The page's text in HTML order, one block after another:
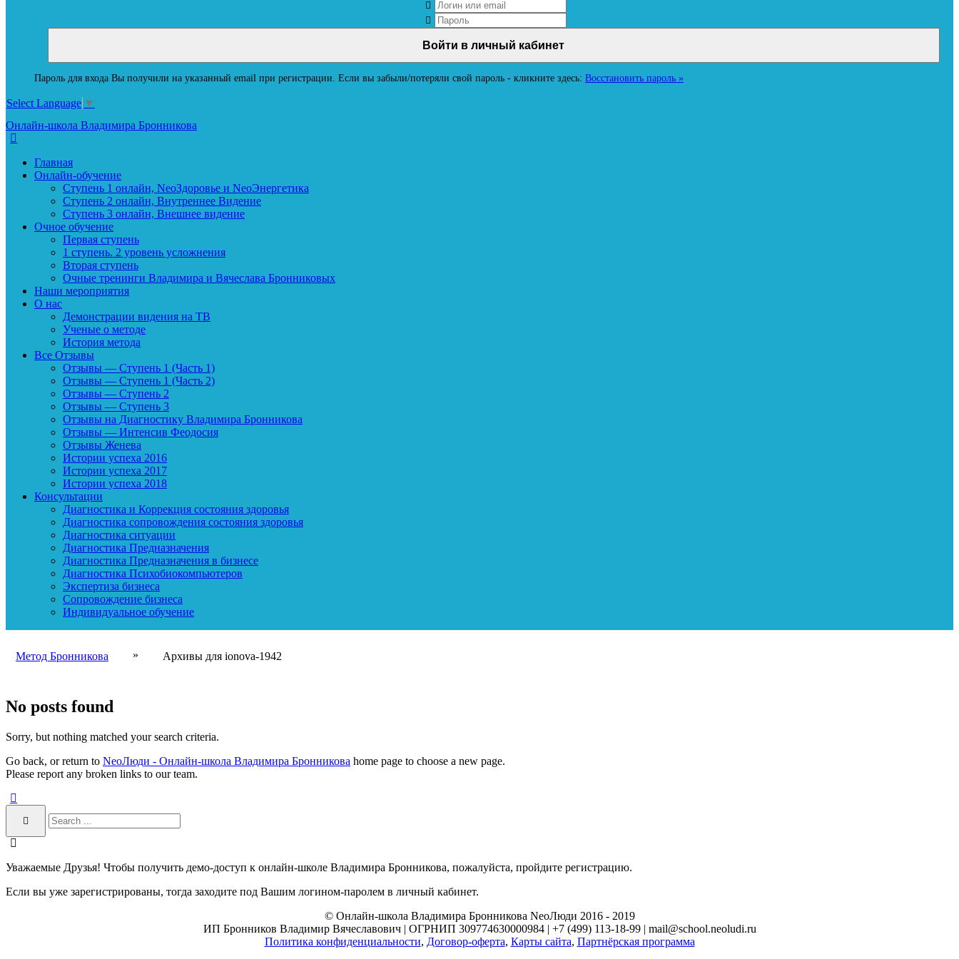
Пароль для входа Вы получили на указанный email при регистрации. Если вы забыли/потеряли свой пароль - кликните здесь: Восстановить пароль »
Select Language ▼
Онлайн-школа Владимира Бронникова
Главная
Онлайн-обучение
Ступень 1 онлайн, NeoЗдоровье и NeoЭнергетика
Ступень 2 онлайн, Внутреннее Видение
Ступень 3 онлайн, Внешнее видение
Очное обучение
Первая ступень
1 ступень. 2 уровень усложнения
Вторая ступень
Очные тренинги Владимира и Вячеслава Бронниковых
Наши мероприятия
О нас
Демонстрации видения на ТВ
Ученые о методе
История метода
Все Отзывы
Отзывы — Ступень 1 (Часть 1)
Отзывы — Ступень 1 (Часть 2)
Отзывы — Ступень 2
Отзывы — Ступень 3
Отзывы на Диагностику Владимира Бронникова
Отзывы — Интенсив Феодосия
Отзывы Женева
Истории успеха 2016
Истории успеха 2017
Истории успеха 2018
Консультации
Диагностика и Коррекция состояния здоровья
Диагностика сопровождения состояния здоровья
Диагностика ситуации
Диагностика Предназначения
Диагностика Предназначения в бизнесе
Диагностика Психобиокомпьютеров
Экспертиза бизнеса
Сопровождение бизнеса
Индивидуальное обучение
Метод Бронникова » Архивы для ionova-1942
No posts found
Sorry, but nothing matched your search criteria.
Go back, or return to NeoЛюди - Онлайн-школа Владимира Бронникова home page to choose a new page.
Please report any broken links to our team.
Уважаемые Друзья! Чтобы получить демо-доступ к онлайн-школе Владимира Бронникова, пожалуйста, пройдите регистрацию.
Если вы уже зарегистрированы, тогда заходите под Вашим логином-паролем в личный кабинет.
© Онлайн-школа Владимира Бронникова NeoЛюди 2016 - 2019
ИП Бронников Владимир Вячеславович | ОГРНИП 309774630000984 | +7 (499) 113-18-99 | mail@school.neoludi.ru
Политика конфиденциальности, Договор-оферта, Карты сайта, Партнёрская программа